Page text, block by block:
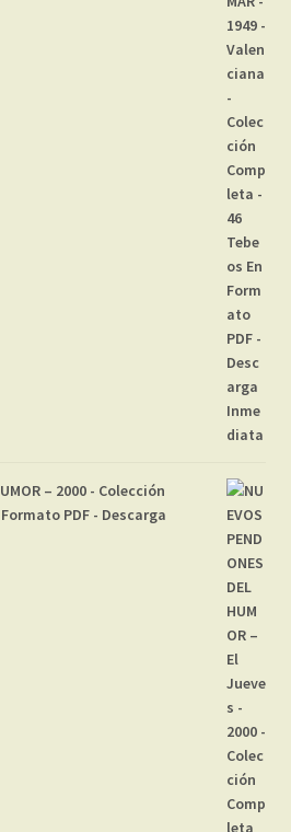
– 2000 - Colección
PDF - Descarga